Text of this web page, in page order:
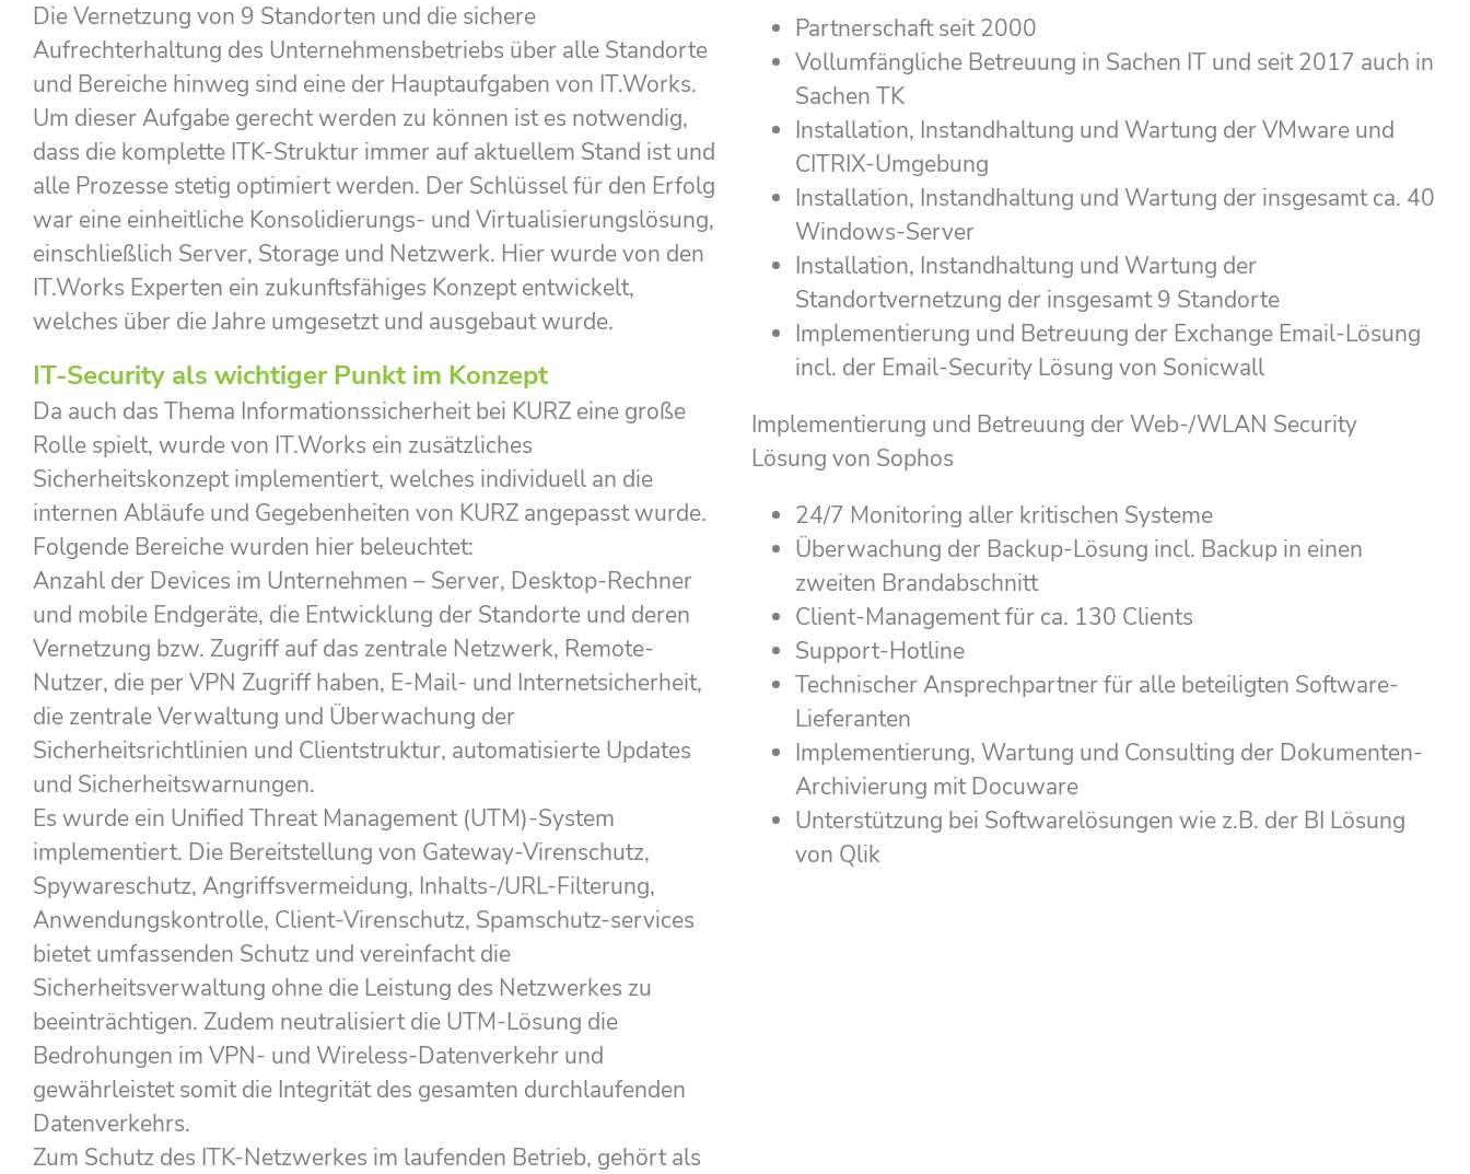
Die Vernetzung von 9 Standorten und die sichere
Aufrechterhaltung des Unternehmensbetriebs über alle Standorte
und Bereiche hinweg sind eine der Hauptaufgaben von IT.Works.
Um dieser Aufgabe gerecht werden zu können ist es notwendig,
dass die komplette ITK-Struktur immer auf aktuellem Stand ist und
alle Prozesse stetig optimiert werden. Der Schlüssel für den Erfolg
war eine einheitliche Konsolidierungs- und Virtualisierungslösung,
einschließlich Server, Storage und Netzwerk. Hier wurde von den
IT.Works Experten ein zukunftsfähiges Konzept entwickelt,
welches über die Jahre umgesetzt und ausgebaut wurde.
IT-Security als wichtiger Punkt im Konzept
Da auch das Thema Informationssicherheit bei KURZ eine große
Rolle spielt, wurde von IT.Works ein zusätzliches
Sicherheitskonzept implementiert, welches individuell an die
internen Abläufe und Gegebenheiten von KURZ angepasst wurde.
Folgende Bereiche wurden hier beleuchtet:
Anzahl der Devices im Unternehmen – Server, Desktop-Rechner
und mobile Endgeräte, die Entwicklung der Standorte und deren
Vernetzung bzw. Zugriff auf das zentrale Netzwerk, Remote-
Nutzer, die per VPN Zugriff haben, E-Mail- und Internetsicherheit,
die zentrale Verwaltung und Überwachung der
Sicherheitsrichtlinien und Clientstruktur, automatisierte Updates
und Sicherheitswarnungen.
Es wurde ein Unified Threat Management (UTM)-System
implementiert. Die Bereitstellung von Gateway-Virenschutz,
Spywareschutz, Angriffsvermeidung, Inhalts-/URL-Filterung,
Anwendungskontrolle, Client-Virenschutz, Spamschutz-services
bietet umfassenden Schutz und vereinfacht die
Sicherheitsverwaltung ohne die Leistung des Netzwerkes zu
beeinträchtigen. Zudem neutralisiert die UTM-Lösung die
Bedrohungen im VPN- und Wireless-Datenverkehr und
gewährleistet somit die Integrität des gesamten durchlaufenden
Datenverkehrs.
Zum Schutz des ITK-Netzwerkes im laufenden Betrieb, gehört als
Partnerschaft seit 2000
Vollumfängliche Betreuung in Sachen IT und seit 2017 auch in
Sachen TK
Installation, Instandhaltung und Wartung der VMware und
CITRIX-Umgebung
Installation, Instandhaltung und Wartung der insgesamt ca. 40
Windows-Server
Installation, Instandhaltung und Wartung der
Standortvernetzung der insgesamt 9 Standorte
Implementierung und Betreuung der Exchange Email-Lösung
incl. der Email-Security Lösung von Sonicwall
Implementierung und Betreuung der Web-/WLAN Security
Lösung von Sophos
24/7 Monitoring aller kritischen Systeme
Überwachung der Backup-Lösung incl. Backup in einen
zweiten Brandabschnitt
Client-Management für ca. 130 Clients
Support-Hotline
Technischer Ansprechpartner für alle beteiligten Software-
Lieferanten
Implementierung, Wartung und Consulting der Dokumenten-
Archivierung mit Docuware
Unterstützung bei Softwarelösungen wie z.B. der BI Lösung
von Qlik